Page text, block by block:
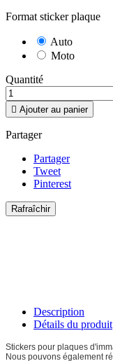
Format sticker plaque
Auto
Moto
Quantité
 Ajouter au panier
Partager
Partager
Tweet
Pinterest
Description
Détails du produit
Stickers pour plaques
Nous pouvons également